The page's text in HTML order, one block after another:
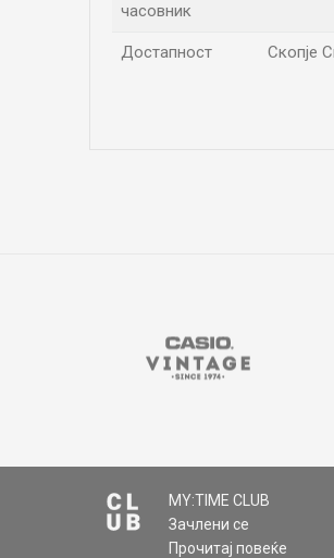
часовник
Достапност Скопје
ИСПРАТИ
MY:TIME CLUB
Зачлени се
Прочитај повеќе